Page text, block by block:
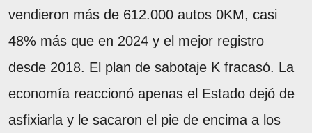
vendieron más de 612.000 autos 0KM, casi
48% más que en 2024 y el mejor registro
desde 2018. El plan de sabotaje K fracasó. La
economía reaccionó apenas el Estado dejó de
asfixiarla y le sacaron el pie de encima a los